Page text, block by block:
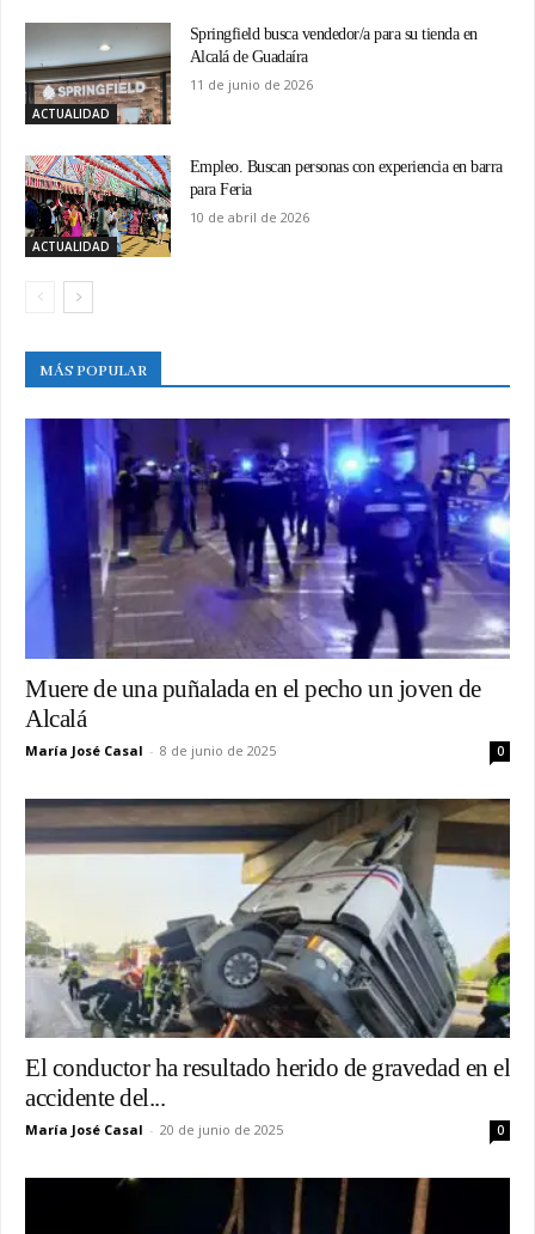
ACTUALIDAD
Springfield busca vendedor/a para su tienda en
Alcalá de Guadaíra
11 de junio de 2026
ACTUALIDAD
Empleo. Buscan personas con experiencia en barra
para Feria
10 de abril de 2026
MÁS POPULAR
Muere de una puñalada en el pecho un joven de
Alcalá
María José Casal - 8 de junio de 2025 0
El conductor ha resultado herido de gravedad en el
accidente del...
María José Casal - 20 de junio de 2025 0